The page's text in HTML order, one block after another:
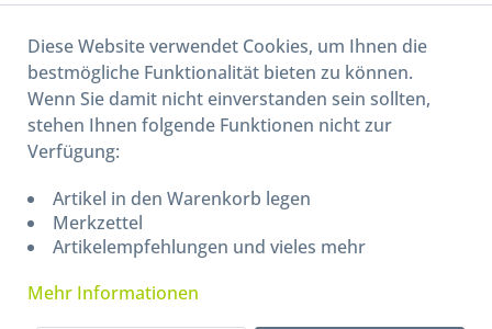
Inhalt1 Stück
9,00 € *
Diese Website verwendet Cookies, um Ihnen die
bestmögliche Funktionalität bieten zu können.
Wenn Sie damit nicht einverstanden sein sollten,
stehen Ihnen folgende Funktionen nicht zur
Verfügung:
Artikel in den Warenkorb legen
Merkzettel
Artikelempfehlungen und vieles mehr
Mehr Informationen